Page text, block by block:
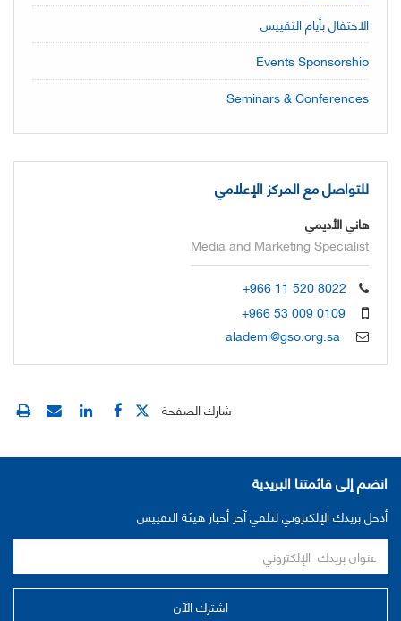
الاحتفال بأيام التقييس
Events Sponsorship
Seminars & Conferences
للتواصل مع المركز الإعلامي
هاني الأديمي
Media and Marketing Specialist
+966 11 520 8022
+966 53 009 0109
alademi@gso.org.sa
شارك الصفحة
انضم إلى قائمتنا البريدية
أدخل بريدك الإلكتروني لتلقي آخر أخبار هيئة التقييس